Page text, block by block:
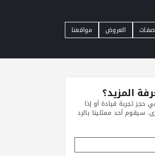
العروض مواقعنا
المزيد؟
حجز تجربة قيادة أو إذا
سيقوم أحد ممثلينا بالرد